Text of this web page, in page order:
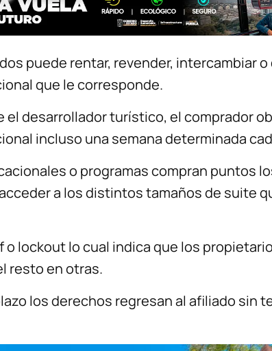
puede rentar, revender, intercambiar o
que le corresponde.
el desarrollador turístico, el comprador
incluso una semana determinada
o programas compran puntos
a los distintos tamaños de suite
lockout lo cual indica que los
resto en otras.
los derechos regresan al afiliado sin